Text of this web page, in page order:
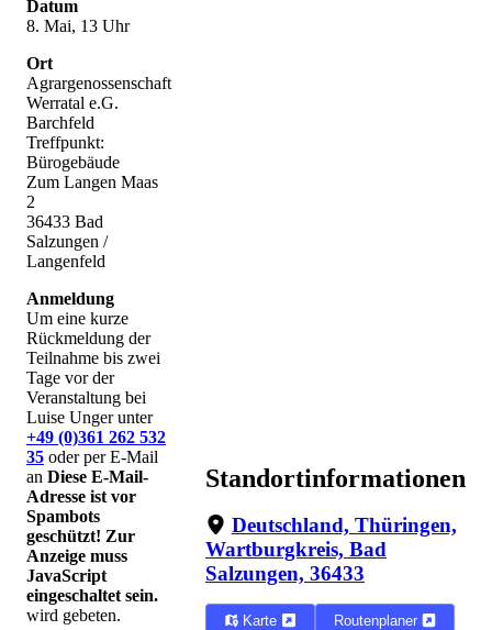
Datum
8. Mai, 13 Uhr
Ort
Agrargenossenschaft
Werratal e.G.
Barchfeld
Treffpunkt:
Bürogebäude
Zum Langen Maas
2
36433 Bad
Salzungen /
Langenfeld
Anmeldung
Um eine kurze
Rückmeldung der
Teilnahme bis zwei
Tage vor der
Veranstaltung bei
Luise Unger unter
+49 (0)361 262 532
35 oder per E-Mail
an Diese E-Mail-
Adresse ist vor
Spambots
geschützt! Zur
Anzeige muss
JavaScript
eingeschaltet sein.
wird gebeten.
Standortinformationen
Deutschland, Thüringen,
Wartburgkreis, Bad
Salzungen, 36433
Karte Routenplaner